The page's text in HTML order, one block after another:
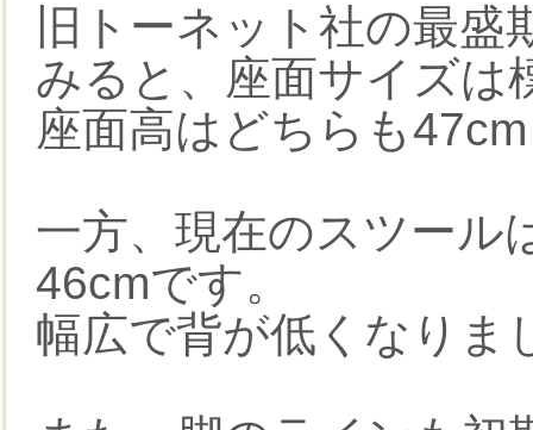
旧トーネット社の最盛
みると、座面サイズは
座面高はどちらも
一方、現在のスツール
46cmです。
幅広で背が低くなりま